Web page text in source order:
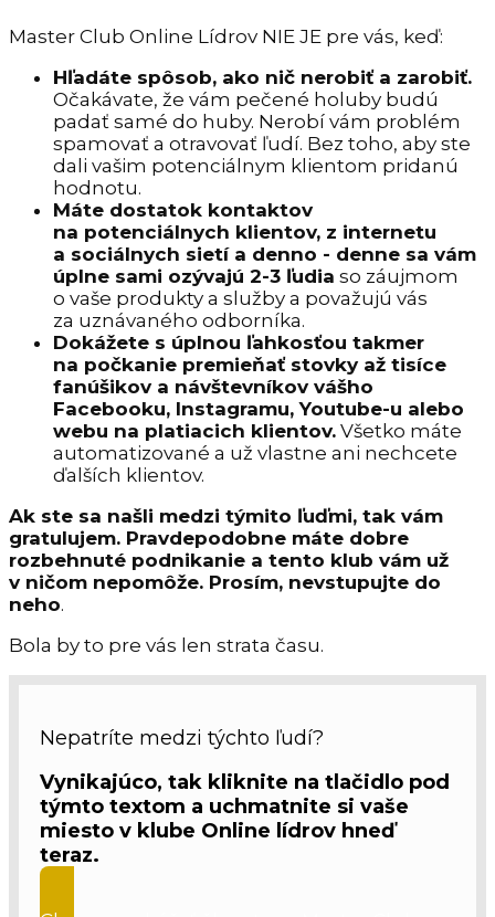
Master Club Online Lídrov NIE JE pre vás, keď:
Hľadáte spôsob, ako nič nerobiť a zarobiť.
Očakávate, že vám pečené holuby budú
padať samé do huby. Nerobí vám problém
spamovať a otravovať ľudí. Bez toho, aby ste
dali vašim potenciálnym klientom pridanú
hodnotu.
Máte dostatok kontaktov
na potenciálnych klientov, z internetu
a sociálnych sietí a denno - denne sa vám
úplne sami ozývajú 2-3 ľudia so záujmom
o vaše produkty a služby a považujú vás
za uznávaného odborníka.
Dokážete s úplnou ľahkosťou takmer
na počkanie premieňať stovky až tisíce
fanúšikov a návštevníkov vášho
Facebooku, Instagramu, Youtube-u alebo
webu na platiacich klientov. Všetko máte
automatizované a už vlastne ani nechcete
ďalších klientov.
Ak ste sa našli medzi týmito ľuďmi, tak vám
gratulujem. Pravdepodobne máte dobre
rozbehnuté podnikanie a tento klub vám už
v ničom nepomôže. Prosím, nevstupujte do
neho.
Bola by to pre vás len strata času.
Nepatríte medzi týchto ľudí?
Vynikajúco, tak kliknite na tlačidlo pod
týmto textom a uchmatnite si vaše
miesto v klube Online lídrov hneď
teraz.